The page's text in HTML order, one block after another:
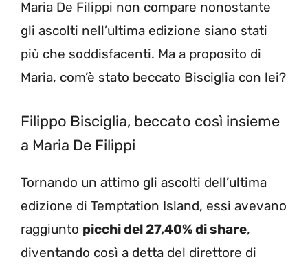
Maria De Filippi non compare nonostante
gli ascolti nell’ultima edizione siano stati
più che soddisfacenti. Ma a proposito di
Maria, com’è stato beccato Bisciglia con lei?
Filippo Bisciglia, beccato così insieme
a Maria De Filippi
Tornando un attimo gli ascolti dell’ultima
edizione di Temptation Island, essi avevano
raggiunto picchi del 27,40% di share,
diventando così a detta del direttore di